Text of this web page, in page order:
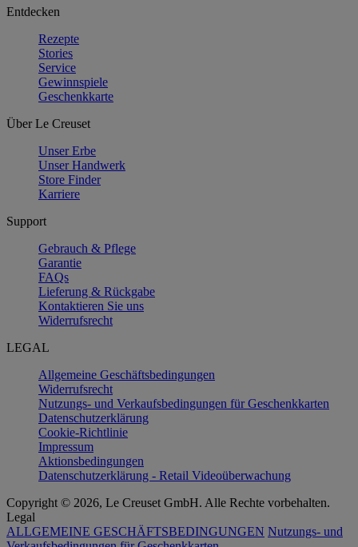
Entdecken
Rezepte
Stories
Service
Gewinnspiele
Geschenkkarte
Über Le Creuset
Unser Erbe
Unser Handwerk
Store Finder
Karriere
Support
Gebrauch & Pflege
Garantie
FAQs
Lieferung & Rückgabe
Kontaktieren Sie uns
Widerrufsrecht
LEGAL
Allgemeine Geschäftsbedingungen
Widerrufsrecht
Nutzungs- und Verkaufsbedingungen für Geschenkkarten
Datenschutzerklärung
Cookie-Richtlinie
Impressum
Aktionsbedingungen
Datenschutzerklärung - Retail Videoüberwachung
Copyright © 2026, Le Creuset GmbH. Alle Rechte vorbehalten.
Legal
ALLGEMEINE GESCHÄFTSBEDINGUNGEN Nutzungs- und